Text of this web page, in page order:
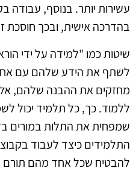
עשירות יותר. בנוסף,
בהדרכה אישית, ובכך חוסכת
שיטות כמו "למידה על ידי
לשתף את הידע שלהם עם
מחזקים את ההבנה שלהם,
ללמוד. כך, כל תלמיד יכול
שמפחית את התלות במורים
התלמידים כיצד לעבוד
להבטיח שכל אחד מהם